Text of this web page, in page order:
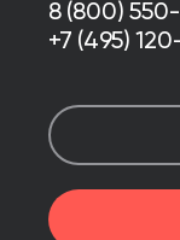
8 (800)
+7 (495)